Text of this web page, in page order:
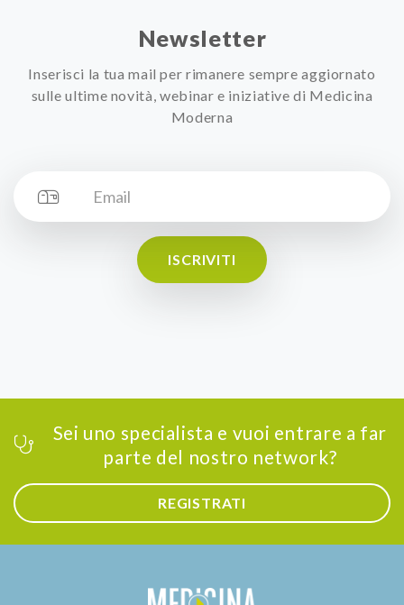
Newsletter
Inserisci la tua mail per rimanere sempre aggiornato
sulle ultime novità, webinar e iniziative di Medicina
Moderna
ISCRIVITI
Sei uno specialista e vuoi entrare a far
parte del nostro network?
REGISTRATI